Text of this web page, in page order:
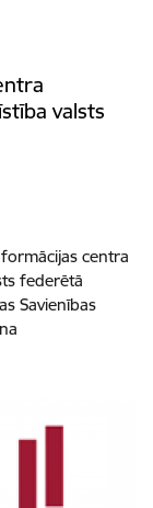
valsts
centra
federētā
Savienības